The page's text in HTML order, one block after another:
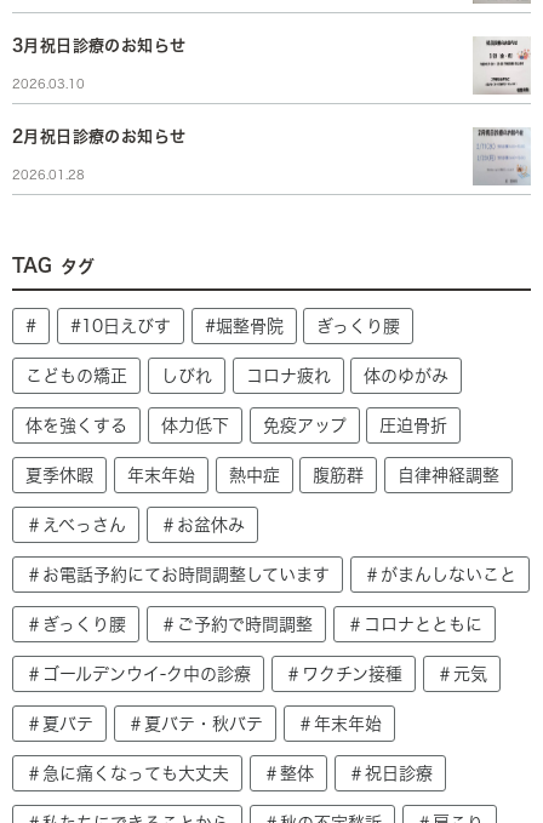
3月祝日診療のお知らせ
2026.03.10
2月祝日診療のお知らせ
2026.01.28
TAG タグ
# #10日えびす #堀整骨院 ぎっくり腰
こどもの矯正 しびれ コロナ疲れ 体のゆがみ
体を強くする 体力低下 免疫アップ 圧迫骨折
夏季休暇 年末年始 熱中症 腹筋群 自律神経調整
＃えべっさん ＃お盆休み
＃お電話予約にてお時間調整しています ＃がまんしないこと
＃ぎっくり腰 ＃ご予約で時間調整 ＃コロナとともに
＃ゴールデンウイ-ク中の診療 ＃ワクチン接種 ＃元気
＃夏バテ ＃夏バテ・秋バテ ＃年末年始
＃急に痛くなっても大丈夫 ＃整体 ＃祝日診療